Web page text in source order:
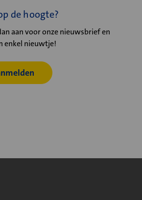
de hoogte?
aan voor onze nieuwsbrief en
enkel nieuwtje!